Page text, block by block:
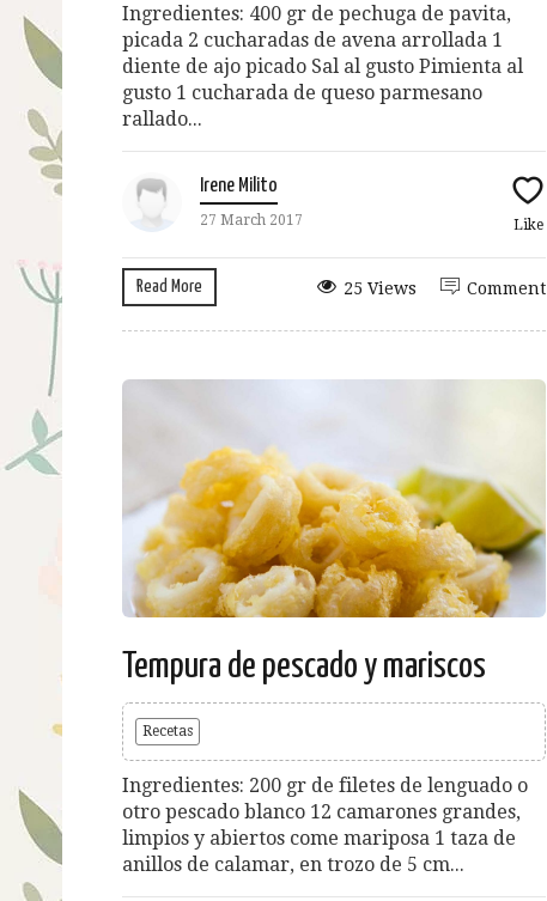
Ingredientes: 400 gr de pechuga de pavita,
picada 2 cucharadas de avena arrollada 1
diente de ajo picado Sal al gusto Pimienta al
gusto 1 cucharada de queso parmesano
rallado...
Irene Milito
27 March 2017 Like
Read More Comment
25 Views
Tempura de pescado y mariscos
Recetas
Ingredientes: 200 gr de filetes de lenguado o
otro pescado blanco 12 camarones grandes,
limpios y abiertos come mariposa 1 taza de
anillos de calamar, en trozo de 5 cm...